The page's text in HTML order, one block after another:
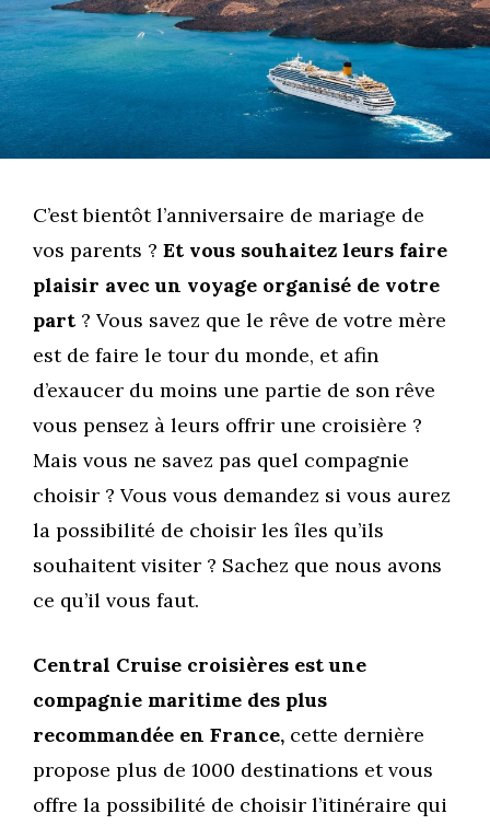
C’est bientôt l’anniversaire de mariage de
vos parents ? Et vous souhaitez leurs faire
plaisir avec un voyage organisé de votre
part ? Vous savez que le rêve de votre mère
est de faire le tour du monde, et afin
d’exaucer du moins une partie de son rêve
vous pensez à leurs offrir une croisière ?
Mais vous ne savez pas quel compagnie
choisir ? Vous vous demandez si vous aurez
la possibilité de choisir les îles qu’ils
souhaitent visiter ? Sachez que nous avons
ce qu’il vous faut.
Central Cruise croisières est une
compagnie maritime des plus
recommandée en France, cette dernière
propose plus de 1000 destinations et vous
offre la possibilité de choisir l’itinéraire qui